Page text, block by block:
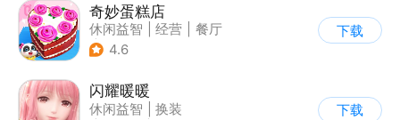
奇妙蛋糕店
休闲益智 经营
餐厅
| 宝宝巴士
4.6
下载
闪耀暖暖
休闲益智
换装
下载